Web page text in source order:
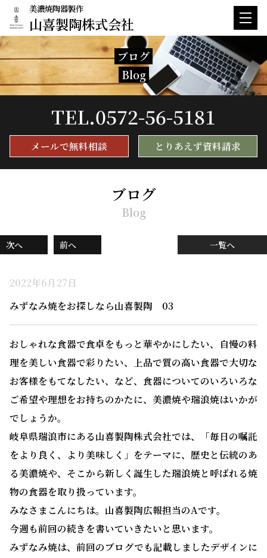
美濃焼陶器製作
山喜製陶株式会社
ブログ
Blog
TEL.0572-56-5181
メールで無料相談 とりあえず資料請求
ブログ
Blog
次へ 前へ 一覧へ
2022年6月27日
みずなみ焼をお探しなら山喜製陶 03
おしゃれな食器で食卓をもっと華やかにしたい、自慢の料
理を美しい食器で彩りたい、上品で質の高い食器で大切な
お客様をもてなしたい、など、食器についてのいろいろな
ご希望や理想をお持ちのかたに、美濃焼や瑞浪焼はいかが
でしょうか。
岐阜県瑞浪市にある山喜製陶株式会社では、「毎日の嘱託
をより良く、より美味しく」をテーマに、歴史と伝統のあ
る美濃焼や、そこから新しく誕生した瑞浪焼と呼ばれる焼
物の食器を取り扱っています。
みなさまこんにちは。山喜製陶広報担当のAです。
今週も前回の続きを書いていきたいと思います。
みずなみ焼は、前回のブログでも記載しましたデザインに